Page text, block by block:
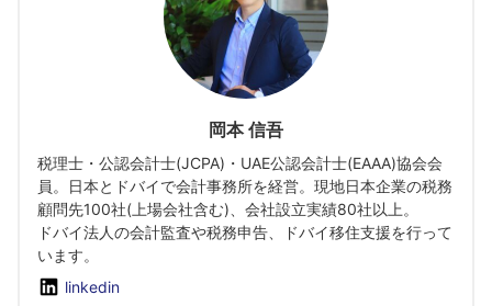
岡本 信吾
税理士・公認会計士(JCPA)・UAE公認会計士(EAAA)協会会
員。日本とドバイで会計事務所を経営。現地日本企業の税務
顧問先100社(上場会社含む)、会社設立実績80社以上。
ドバイ法人の会計監査や税務申告、ドバイ移住支援を行って
います。
linkedin